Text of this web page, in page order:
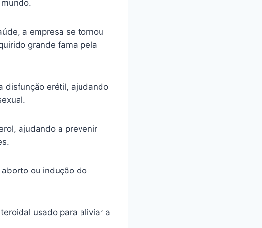
a empresa se tornou
grande fama pela
disfunção erétil, ajudando
ajudando a prevenir
ou indução do
usado para aliviar a